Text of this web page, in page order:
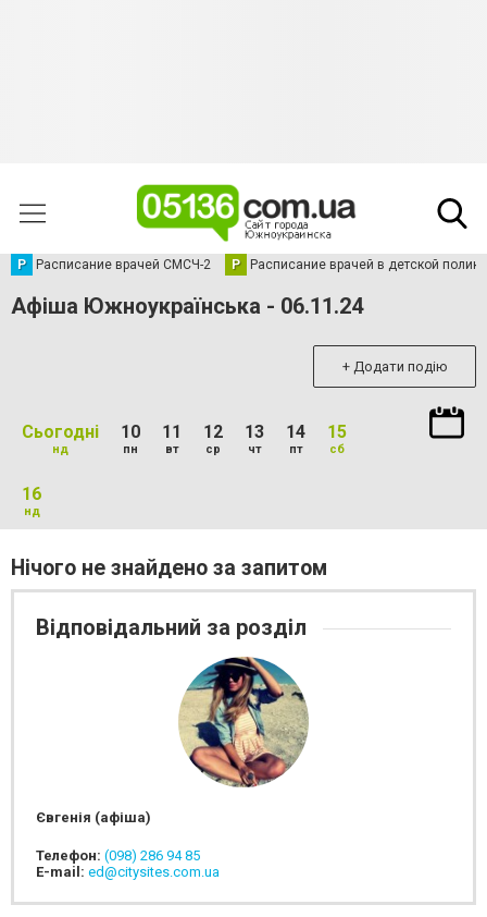
Р Расписание врачей СМСЧ-2 Р Расписание врачей в детской
Афіша Южноукраїнська - 06.11.24
+ Додати подію
Сьогодні
нд
10
пн
11
вт
12
ср
13
чт
14
пт
15
сб
16
нд
Нічого не знайдено за запитом
Відповідальний за розділ
Євгенія (афіша)
Телефон: (098) 286 94 85
E-mail: ed@citysites.com.ua